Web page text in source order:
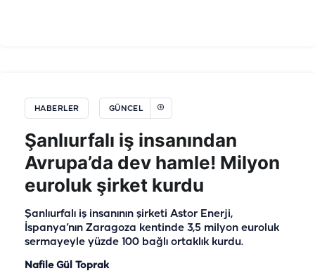
HABERLER GÜNCEL
Şanlıurfalı iş insanından
Avrupa’da dev hamle! Milyon
euroluk şirket kurdu
Şanlıurfalı iş insanının şirketi Astor Enerji,
İspanya’nın Zaragoza kentinde 3,5 milyon euroluk
sermayeyle yüzde 100 bağlı ortaklık kurdu.
Nafile Gül Toprak